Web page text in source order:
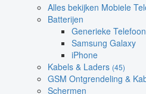
Alles bekijken Mobiele
Batterijen
Generieke
Samsung Galaxy
iPhone
Kabels & Laders (45)
GSM Ontgrendeling &
Schermen